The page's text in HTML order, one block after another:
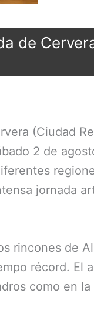
de
(Ciudad
2 de
jornada
rincones de
récord. El
como en la